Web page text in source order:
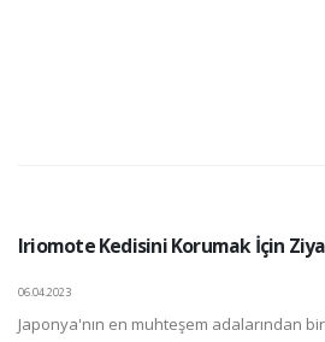
Iriomote Kedisini Korumak İçin
06.04.2023
Japonya'nın en muhteşem adalarından